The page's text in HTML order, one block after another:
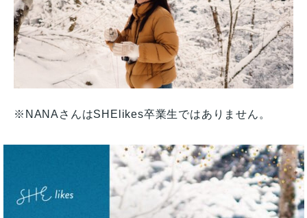
※NANAさんはSHElikes卒業生ではありません。